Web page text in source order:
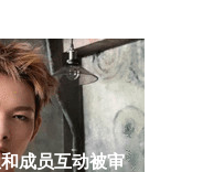
成员互动被审